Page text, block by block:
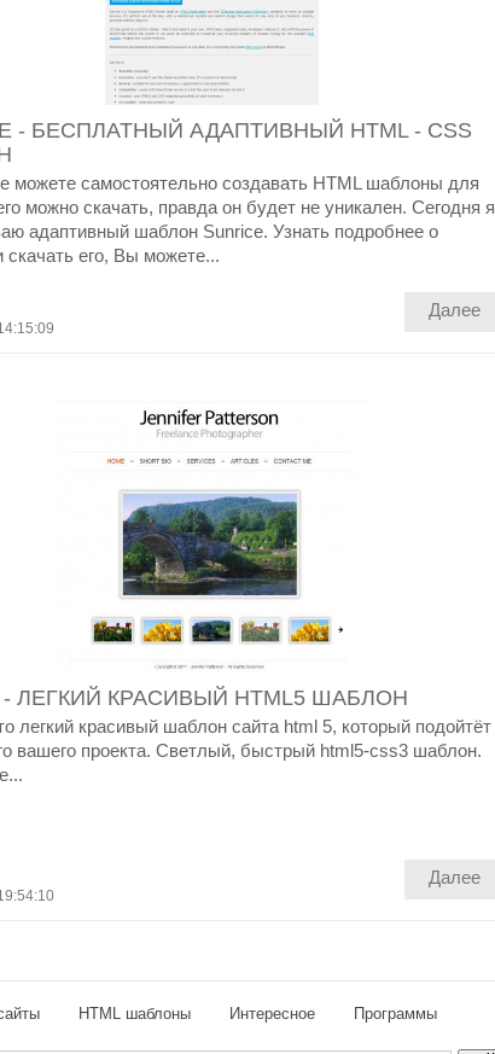
- БЕСПЛАТНЫЙ АДАПТИВНЫЙ HTML - CSS
можете самостоятельно создавать HTML шаблоны для
можно скачать, правда он будет не уникален. Сегодня я
адаптивный шаблон Sunrice. Узнать подробнее о
скачать его, Вы можете...
Далее
- ЛЕГКИЙ КРАСИВЫЙ HTML5 ШАБЛОН
легкий красивый шаблон сайта html 5, который подойтёт
вашего проекта. Светлый, быстрый html5-css3 шаблон.
Далее
HTML шаблоны Интересное Программы